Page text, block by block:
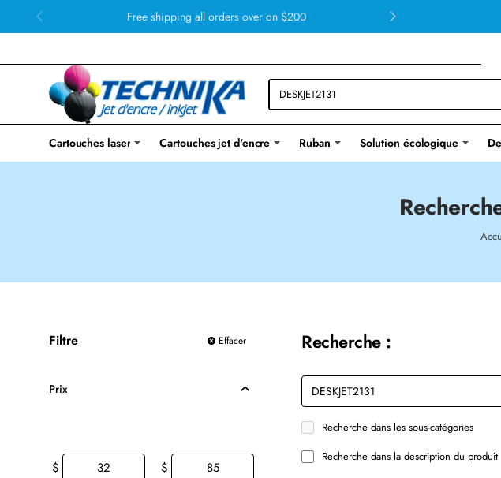
Free shipping all orders over on $200
Cartouches laser Cartouches jet d'encre Ruban Solution écologique
Filtre Effacer
Prix
$ $
Recherche :
Recherche dans les sous-catégories
Recherche dans la description du produit